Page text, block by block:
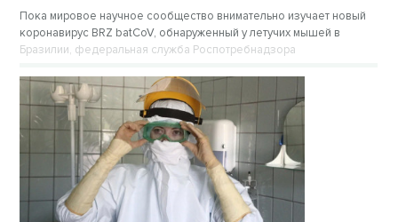
Пока мировое научное сообщество внимательно изучает новый
коронавирус BRZ batCoV, обнаруженный у летучих мышей в
Бразилии, федеральная служба Роспотребнадзора
оперативном контроле.